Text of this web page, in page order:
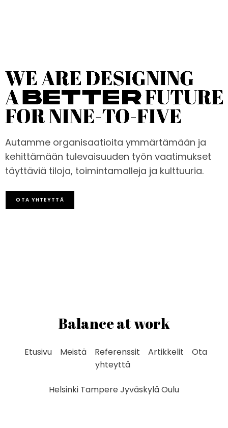
Autamme organisaatioita ymmärtämään ja
kehittämään tulevaisuuden työn vaatimukset
täyttäviä tiloja, toimintamalleja ja kulttuuria.
OTA YHTEYTTÄ
Balance at work
Etusivu Meistä Referenssit Artikkelit
Ota
yhteyttä
Helsinki Tampere Jyväskylä Oulu